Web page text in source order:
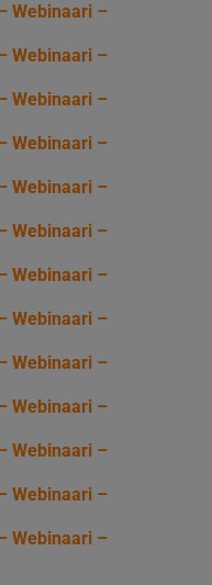
Webinaari –
Webinaari –
Webinaari –
Webinaari –
Webinaari –
Webinaari –
Webinaari –
Webinaari –
Webinaari –
Webinaari –
Webinaari –
Webinaari –
Webinaari –